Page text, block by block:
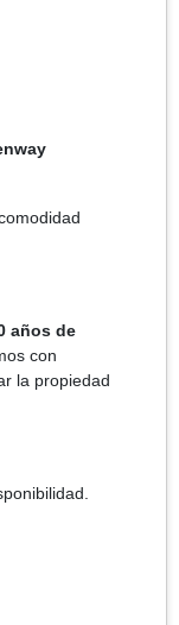
años de
con
la propiedad